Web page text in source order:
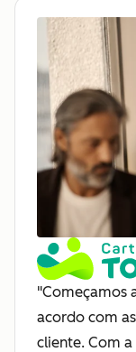
"Começamos
acordo com
cliente. Com